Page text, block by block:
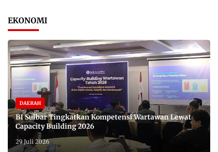
EKONOMI
DAERAH
BI Sulbar Tingkatkan Kompetensi Wartawan Lewat
Capacity Building 2026
29 Juli 2026